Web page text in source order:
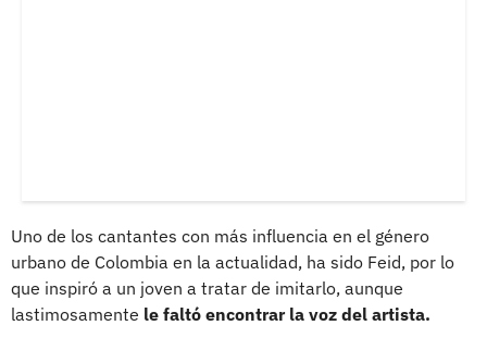
Uno de los cantantes con más influencia en el género
urbano de Colombia en la actualidad, ha sido Feid, por lo
que inspiró a un joven a tratar de imitarlo, aunque
lastimosamente le faltó encontrar la voz del artista.